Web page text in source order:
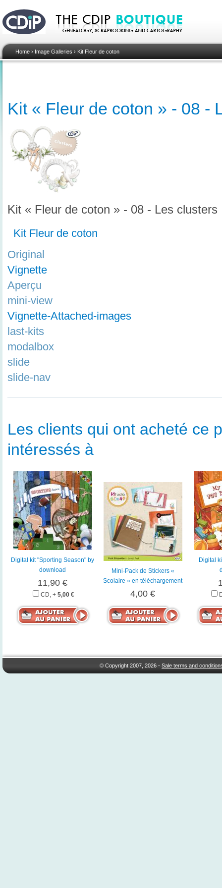
Home › Image Galleries › Kit Fleur de coton
Kit « Fleur de coton » - 08 -
Kit « Fleur de coton » - 08 - Les clusters
Kit Fleur de coton
Original
Vignette
Aperçu
mini-view
Vignette-Attached-images
last-kits
modalbox
slide
slide-nav
Les clients qui ont acheté ce
intéressés à
Digital kit "Sporting Season" by
download
11,90 €
CD, + 5,00 €
Mini-Pack de Stickers «
Scolaire » en téléchargement
4,00 €
Digital
© Copyright 2007, 2026 -Sale terms and